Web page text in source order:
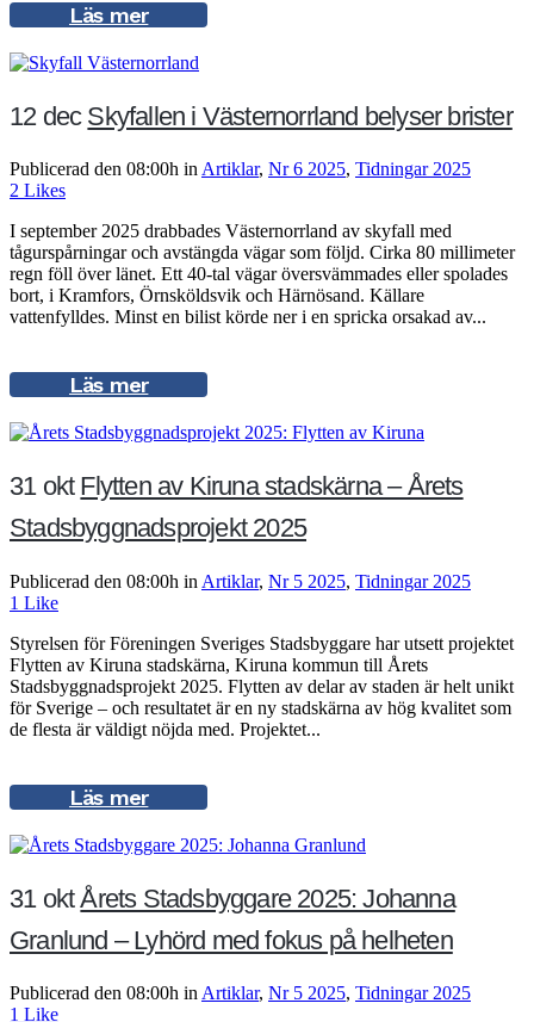
Läs mer
12 dec Skyfallen i Västernorrland belyser brister
Publicerad den 08:00h in Artiklar, Nr 6 2025, Tidningar 2025
2 Likes
I september 2025 drabbades Västernorrland av skyfall med
tågurspårningar och avstängda vägar som följd. Cirka 80 millimeter
regn föll över länet. Ett 40-tal vägar översvämmades eller spolades
bort, i Kramfors, Örnsköldsvik och Härnösand. Källare
vattenfylldes. Minst en bilist körde ner i en spricka orsakad av...
Läs mer
31 okt Flytten av Kiruna stadskärna – Årets
Stadsbyggnadsprojekt 2025
Publicerad den 08:00h in Artiklar, Nr 5 2025, Tidningar 2025
1 Like
Styrelsen för Föreningen Sveriges Stadsbyggare har utsett projektet
Flytten av Kiruna stadskärna, Kiruna kommun till Årets
Stadsbyggnadsprojekt 2025. Flytten av delar av staden är helt unikt
för Sverige – och resultatet är en ny stadskärna av hög kvalitet som
de flesta är väldigt nöjda med. Projektet...
Läs mer
31 okt Årets Stadsbyggare 2025: Johanna
Granlund – Lyhörd med fokus på helheten
Publicerad den 08:00h in Artiklar, Nr 5 2025, Tidningar 2025
1 Like